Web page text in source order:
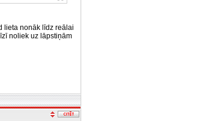
lieta nonāk līdz reālai
noliek uz lāpstiņām